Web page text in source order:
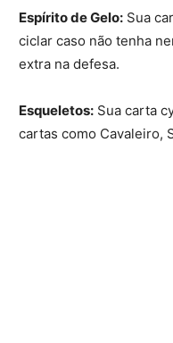
Espírito de Gelo: Sua
ciclar caso não tenha
extra na defesa.
Esqueletos: Sua carta
cartas como Cavaleiro,